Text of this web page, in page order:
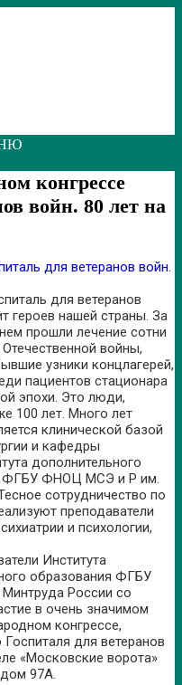
конгрессе
войн. 80 лет на
для ветеранов
героев нашей страны. За
прошли лечение сотни
войны,
узники концлагерей,
пациентов стационара
эпохи. Это люди,
100 лет. Много лет
клинической базой
и кафедры
дополнительного
ФГБУ ФНОЦ МСЭ и Р им.
сотрудничество по
преподаватели
и психологии,
Института
образования ФГБУ
России со
в очень значимом
конгрессе,
для ветеранов
«Московские ворота»
97А.